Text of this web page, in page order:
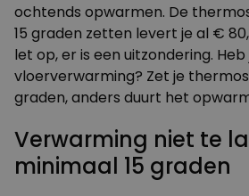
ochtends opwarmen. De
15 graden zetten levert je al €
let op, er is een uitzondering. Heb
vloerverwarming? Zet je
graden, anders duurt het
Verwarming niet te
minimaal 15 graden